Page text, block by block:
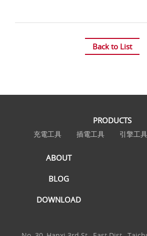
Back to List
PRODUCTS
充電工具 插電工具 引擎工具
ABOUT
BLOG
DOWNLOAD